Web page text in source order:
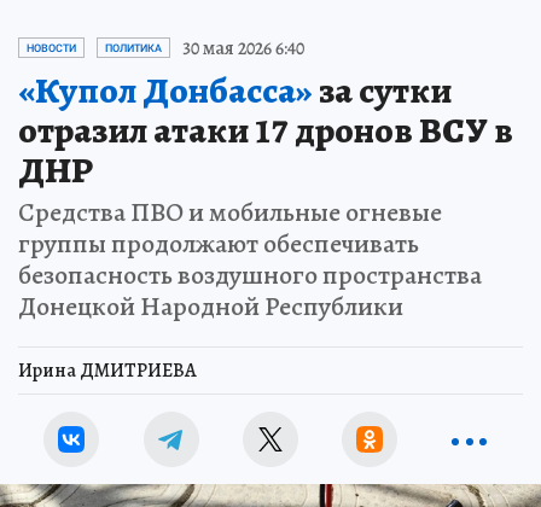
НОВОСТИ ПОЛИТИКА 30 мая 2026 6:40
«Купол Донбасса»за сутки
отразил атаки 17 дронов ВСУ в
ДНР
Средства ПВО и мобильные огневые
группы продолжают обеспечивать
безопасность воздушного пространства
Донецкой Народной Республики
Ирина ДМИТРИЕВА